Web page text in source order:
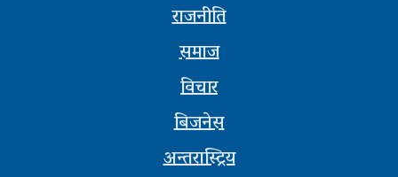
राजनीति
समाज
विचार
बिजनेस
अन्तरास्ट्रिय